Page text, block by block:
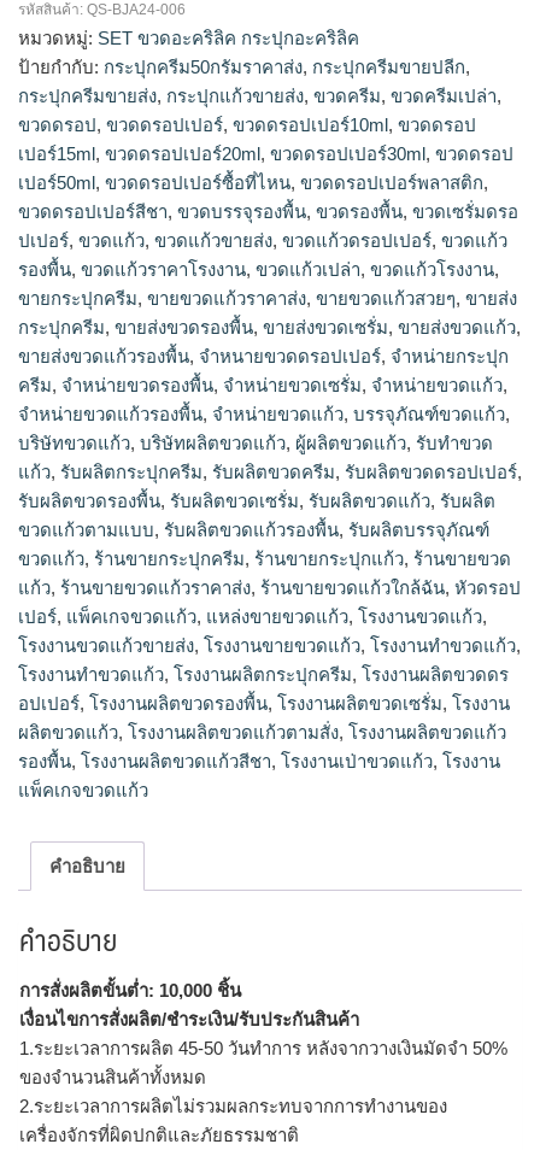
ตลับคุชชั่น, ตลับคุชชั่นเปล่า, บรรจุภัณฑ์ตลับคุชชั่น, บรรจุภัณฑ์
เครื่องสำอาง, เครื่องสำอางค์, แพ็คเกจตลับคุชชั่น, แพ็คเกจเครื่อง
สำอางค์, โรงงานผลิตเครื่องสำอาง, โรงงานแพ็คเกจเครื่องสำอาง
รหัสสินค้า: QS-BJA24-006
หมวดหมู่: SET ขวดอะคริลิค กระปุกอะคริลิค
ป้ายกำกับ: กระปุกครีม50กรัมราคาส่ง, กระปุกครีมขายปลีก,
กระปุกครีมขายส่ง, กระปุกแก้วขายส่ง, ขวดครีม, ขวดครีมเปล่า,
ขวดดรอป, ขวดดรอปเปอร์, ขวดดรอปเปอร์10ml, ขวดดรอป
เปอร์15ml, ขวดดรอปเปอร์20ml, ขวดดรอปเปอร์30ml, ขวดดรอป
เปอร์50ml, ขวดดรอปเปอร์ซื้อที่ไหน, ขวดดรอปเปอร์พลาสติก,
ขวดดรอปเปอร์สีชา, ขวดบรรจุรองพื้น, ขวดรองพื้น, ขวดเซรั่มดรอ
ปเปอร์, ขวดแก้ว, ขวดแก้วขายส่ง, ขวดแก้วดรอปเปอร์, ขวดแก้ว
รองพื้น, ขวดแก้วราคาโรงงาน, ขวดแก้วเปล่า, ขวดแก้วโรงงาน,
ขายกระปุกครีม, ขายขวดแก้วราคาส่ง, ขายขวดแก้วสวยๆ, ขายส่ง
กระปุกครีม, ขายส่งขวดรองพื้น, ขายส่งขวดเซรั่ม, ขายส่งขวดแก้ว,
ขายส่งขวดแก้วรองพื้น, จำหนายขวดดรอปเปอร์, จำหน่ายกระปุก
ครีม, จำหน่ายขวดรองพื้น, จำหน่ายขวดเซรั่ม, จำหน่ายขวดแก้ว,
จำหน่ายขวดแก้วรองพื้น, จําหน่ายขวดแก้ว, บรรจุภัณฑ์ขวดแก้ว,
บริษัทขวดแก้ว, บริษัทผลิตขวดแก้ว, ผู้ผลิตขวดแก้ว, รับทำขวด
แก้ว, รับผลิตกระปุกครีม, รับผลิตขวดครีม, รับผลิตขวดดรอปเปอร์,
รับผลิตขวดรองพื้น, รับผลิตขวดเซรั่ม, รับผลิตขวดแก้ว, รับผลิต
ขวดแก้วตามแบบ, รับผลิตขวดแก้วรองพื้น, รับผลิตบรรจุภัณฑ์
ขวดแก้ว, ร้านขายกระปุกครีม, ร้านขายกระปุกแก้ว, ร้านขายขวด
แก้ว, ร้านขายขวดแก้วราคาส่ง, ร้านขายขวดแก้วใกล้ฉัน, หัวดรอป
เปอร์, แพ็คเกจขวดแก้ว, แหล่งขายขวดแก้ว, โรงงานขวดแก้ว,
โรงงานขวดแก้วขายส่ง, โรงงานขายขวดแก้ว, โรงงานทำขวดแก้ว,
โรงงานทําขวดแก้ว, โรงงานผลิตกระปุกครีม, โรงงานผลิตขวดดร
อปเปอร์, โรงงานผลิตขวดรองพื้น, โรงงานผลิตขวดเซรั่ม, โรงงาน
ผลิตขวดแก้ว, โรงงานผลิตขวดแก้วตามสั่ง, โรงงานผลิตขวดแก้ว
รองพื้น, โรงงานผลิตขวดแก้วสีชา, โรงงานเป่าขวดแก้ว, โรงงาน
แพ็คเกจขวดแก้ว
คำอธิบาย
คำอธิบาย
การสั่งผลิตขั้นต่ำ: 10,000 ชิ้น
เงื่อนไขการสั่งผลิต/ชำระเงิน/รับประกันสินค้า
1.ระยะเวลาการผลิต 45-50 วันทำการ หลังจากวางเงินมัดจำ 50%
ของจำนวนสินค้าทั้งหมด
2.ระยะเวลาการผลิตไม่รวมผลกระทบจากการทำงานของ
เครื่องจักรที่ผิดปกติและภัยธรรมชาติ